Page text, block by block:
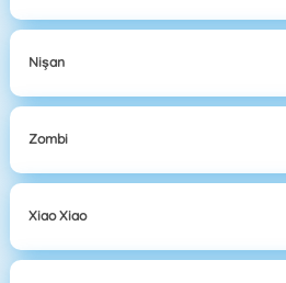
Nişan
Zombi
Xiao Xiao